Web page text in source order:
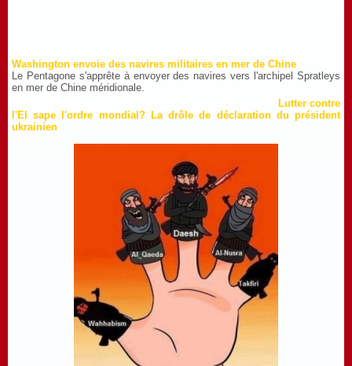
Washington envoie des navires militaires en mer de Chine
Le Pentagone s'apprête à envoyer des navires vers l'archipel Spratleys
en mer de Chine méridionale.
Lutter contre
l'EI sape l'ordre mondial? La drôle de déclaration du président
ukrainien